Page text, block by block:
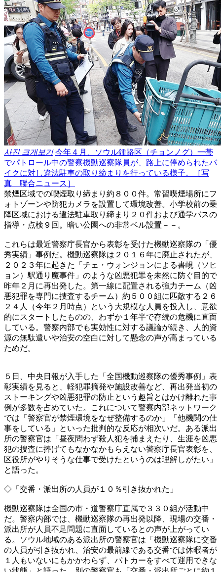
사진 크게보기 今年４月、ソウル鍾路区（チョンノグ）一帯
でパトロール中の警察機動巡察隊員が、路上に停められたバ
イクに対し違法駐車の取り締まりを行っている様子。［写
真 聯合ニュース］
禁煙区域での喫煙取り締まり約８００件。常習喫煙場所にフ
ォトゾーンや防犯カメラを設置して環境改善。小学校前の乗
降区域における違法駐車取り締まり２０件および通学バスの
指導・点検９回。暗い公園への非常ベル設置－－。
これらは最近警察庁長官から表彰を受けた機動巡察隊の「優
秀実績」事例だ。機動巡察隊は２０１６年に廃止されたが、
２０２３年に起きた「チェ・ウォンジョンによる書峴（ソヒ
ョン）駅通り魔事件」のような凶悪犯罪を未然に防ぐ目的で
昨年２月に再出発した。第一線に配置される強力チーム（凶
悪犯罪を専門に捜査するチーム）約５００組に匹敵する２６
２４人（今年２月時点）という大規模な人員を投入し、意欲
的にスタートしたものの、わずか１年半で存続の危機に直面
している。警察内部でも実効性に対する議論が続き、人的資
源の無駄遣いや治安の空白に対して懸念の声が高まっている
ためだ。
５日、中央日報が入手した「全国機動巡察隊の優秀事例」表
彰実績を見ると、軽犯罪摘発や施設改善など、再出発当初の
ストーキングや凶悪犯罪の防止という趣旨とはかけ離れた事
例が多数を占めていた。これについて警察内部ネットワーク
では「警察官が禁煙環境をなぜ整備するのか」「他機関の仕
事をしている」といった批判的な反応が相次いだ。ある派出
所の警察官は「昼夜問わず殺人犯を捕まえたり、生涯を凶悪
犯の捜査に捧げてもなかなかもらえない警察庁長官表彰を、
区役所がやりそうな仕事で受けたというのは理解しがたい」
と語った。
◇「交番・派出所の人員が１０％引き抜かれた」
機動巡察隊は全国の市・道警察庁直属で３３０組が活動中
だ。警察内部では、機動巡察隊の再出発以降、現場の交番・
派出所が人員不足問題に直面しているとの声が上がってい
る。ソウル地域のある派出所の警察官は「機動巡察隊に交番
の人員が引き抜かれ、治安の最前線である交番では休暇者が
１人もいないにもかかわらず、パトカーをすべて運用できな